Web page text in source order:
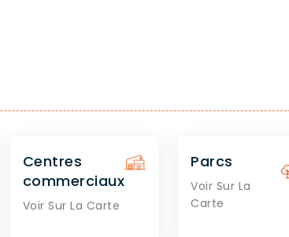
Centres
commerciaux
Voir Sur La Carte
Parcs
Voir Sur La
Carte